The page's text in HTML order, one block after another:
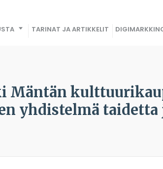
TARINAT JA ARTIKKELIT
Mäntän
yhdistelmä taidetta